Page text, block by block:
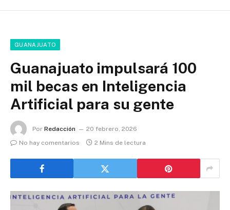
GUANAJUATO
Guanajuato impulsará 100
mil becas en Inteligencia
Artificial para su gente
Por Redacción
20 febrero, 2026
No hay comentarios
2 Mins de lectura